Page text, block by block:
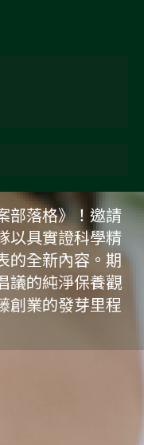
部落格》！邀請
以具實證科學精
的全新內容。期
議的純淨保養觀
創業的發芽里程